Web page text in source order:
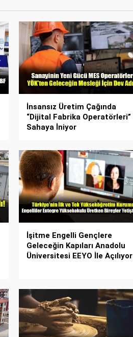
İnsansız Üretim Çağında
“Dijital Fabrika Operatörleri”
Sahaya İniyor
İşitme Engelli Gençlere
Geleceğin Kapıları Anadolu
Üniversitesi EEYO İle Açılıyor